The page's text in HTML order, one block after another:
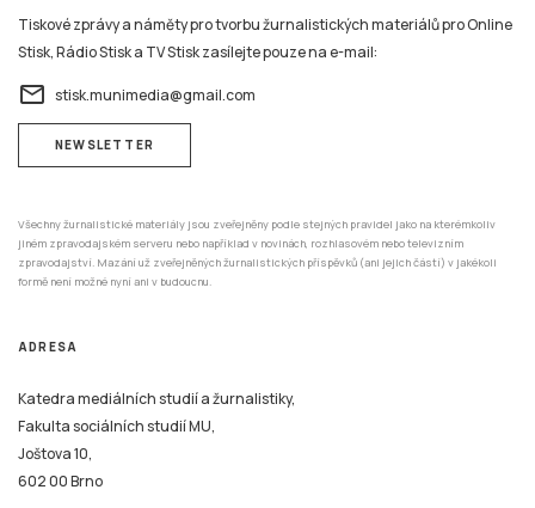
email stisk.munimedia@gmail.com
NEWSLETTER
Všechny žurnalistické materiály jsou zveřejněny podle stejných pravidel jako na kterémkoliv
formě není možné nyní ani v budoucnu.
ADRESA
Katedra mediálních studií a žurnalistiky,
Joštova 10,
602 00 Brno
REDAKCE